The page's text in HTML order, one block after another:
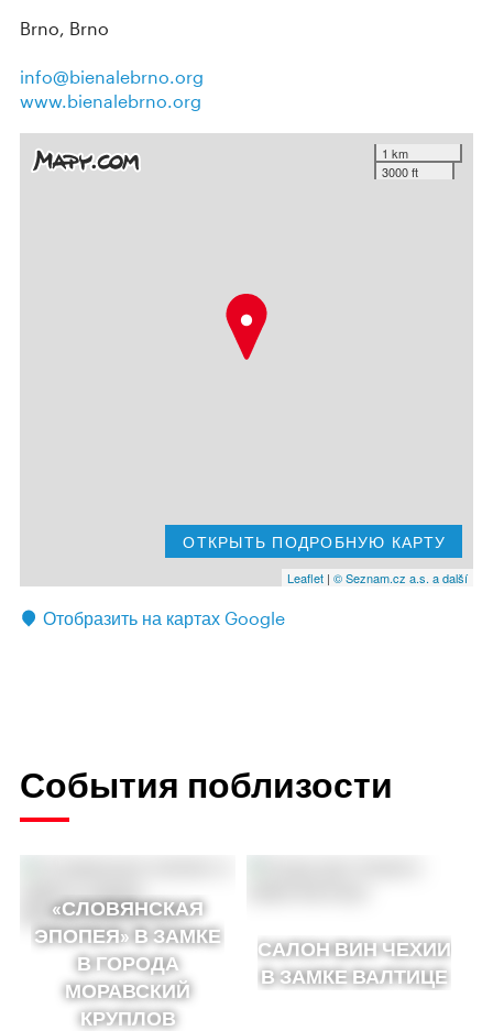
Brno, Brno
info@bienalebrno.org
www.bienalebrno.org
1 km
3000 ft
ОТКРЫТЬ ПОДРОБНУЮ КАРТУ
Leaflet | © Seznam.cz a.s. a další
Отобразить на картах Google
События поблизости
«СЛОВЯНСКАЯ
ЭПОПЕЯ» В ЗАМКЕ
В ГОРОДА
МОРАВСКИЙ
КРУПЛОВ
САЛОН ВИН ЧЕХИИ
В ЗАМКЕ ВАЛТИЦЕ